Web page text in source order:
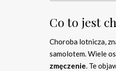
Co to jest
Choroba lotnicza,
samolotem. Wiele
zmęczenie. Te